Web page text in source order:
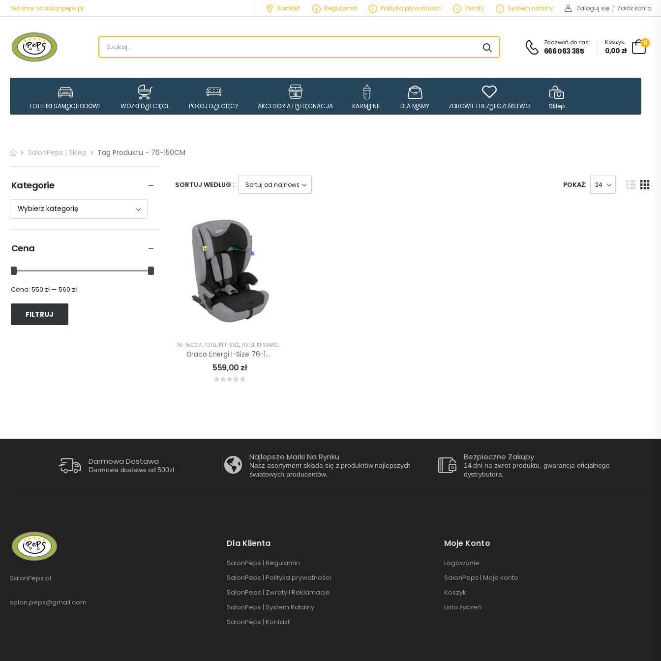
Witamy na salonpeps.pl Kontakt Regulamin Polityka prywatności Zwroty System ratalny Zaloguj się / Załóż konto
Zadzwoń do nas:
666 063 385
Koszyk:
0,00 zł
0
FOTELIKI SAMOCHODOWE WÓZKI DZIECIĘCE POKÓJ DZIECIĘCY AKCESORIA I PIELĘGNACJA KARMIENIE DLA MAMY ZDROWIE I BEZPIECZEŃSTWO Sklep
SalonPeps | Sklep Tag Produktu - 76-150CM
Kategorie
Cena
FILTRUJ
Cena: 550 zł— 560 zł
SORTUJ WEDŁUG : POKAŻ:
76-150CM, FOTELIKI I-SIZE, FOTELIKI SAMOCHODOWE
Graco Energi I-Size 76-150cm R129 Fotelik Samochodowy 76-150cm
559,00 zł
Darmowa Dostawa
Darmowa dostawa od 500zł
Najlepsze Marki Na Rynku
Nasz asortyment składa się z produktów najlepszych
światowych producentów.
Bezpieczne Zakupy
14 dni na zwrot produktu, gwarancja oficjalnego
dystrybutora.
SalonPeps.pl
salon.peps@gmail.com
Dla Klienta
SalonPeps | Regulamin
SalonPeps | Polityka prywatności
SalonPeps | Zwroty i Reklamacje
SalonPeps | System Ratalny
SalonPeps | Kontakt
Moje Konto
Logowanie
SalonPeps | Moje konto
Koszyk
Lista życzeń